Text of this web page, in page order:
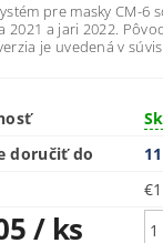
pre masky CM-
2021 a jari 2022.
je uvedená v
doručiť do
/ ks